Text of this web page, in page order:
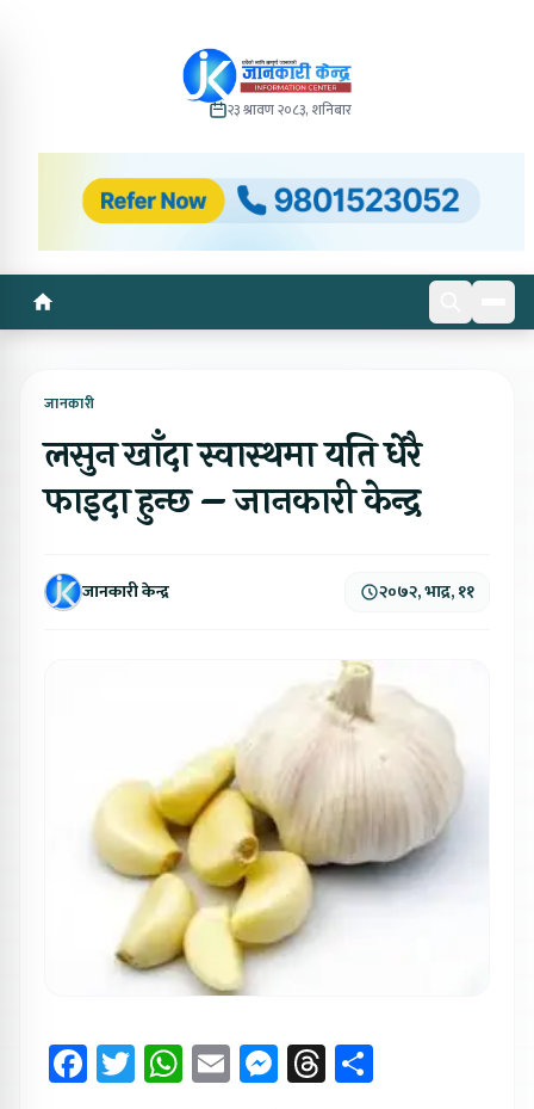
२३ श्रावण २०८३, शनिबार
जानकारी
लसुन खाँदा स्वास्थमा यति धेरै
फाइदा हुन्छ – जानकारी केन्द्र
जानकारी केन्द्र २०७२, भाद्र, ११
Facebook
Twitter
WhatsApp
EmailMessenger
Threads